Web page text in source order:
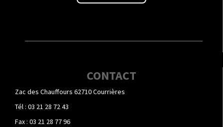
CONTACT
Zac des Chauffours 62710 Courrières
Tél : 03 21 28 72 43
Fax : 03 21 28 77 96